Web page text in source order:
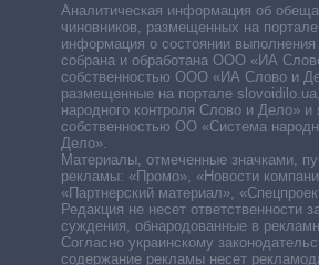
Аналитическая информация об
чиновников, размещенных на портале
информация о состоянии выполнения
собрана и обработана ООО «ИА
собственностью ООО «ИА Слово и
размещенные на портале
народного контроля Слово и Дело» и
собственностью ОО «Система
Дело».
Материалы, отмеченные значками,
рекламы: «Промо», «Новости
«Партнерский материал»,
Редакция не несет ответственности
суждения, обнародованные в
Согласно украинскому
содержание рекламы несет